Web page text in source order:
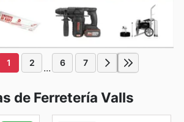
1 2 ... 6 7
de Ferretería Valls